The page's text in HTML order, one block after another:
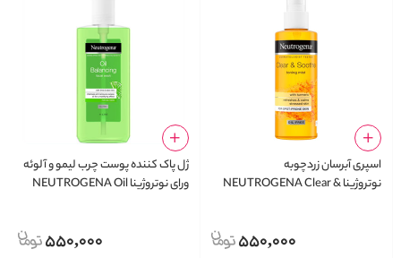
اسپری آبرسان زردچوبه
نوتروژینا NEUTROGENA Clear &
550,000
ژل پاک کننده پوست چرب لیمو و آلوئه
ورای نوتروژینا NEUTROGENA Oil
550,000